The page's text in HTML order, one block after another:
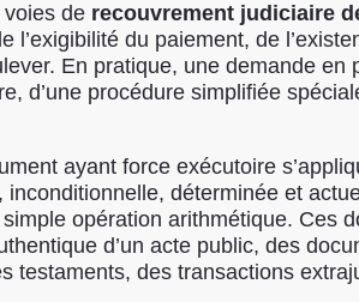
de recouvrement judiciaire
l’exigibilité du paiement, de
En pratique, une demande
d’une procédure simplifiée
ayant force exécutoire
déterminée et
opération arithmétique.
d’un acte public, des
testaments, des transactions